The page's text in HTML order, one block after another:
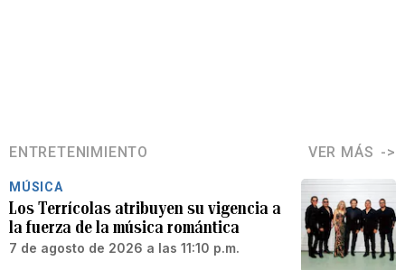
ENTRETENIMIENTO VER MÁS
MÚSICA
Los Terrícolas atribuyen su vigencia a
la fuerza de la música romántica
7 de agosto de 2026 a las 11:10 p.m.